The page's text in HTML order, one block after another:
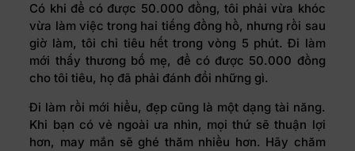
Có khi để có được 50.000 đồng, tôi phải vừa khóc
vừa làm việc trong hai tiếng đồng hồ, nhưng rồi sau
giờ làm, tôi chỉ tiêu hết trong vòng 5 phút. Đi làm
mới thấy thương bố mẹ, để có được 50.000 đồng
cho tôi tiêu, họ đã phải đánh đổi những gì.
Đi làm rồi mới hiểu, đẹp cũng là một dạng tài năng.
Khi bạn có vẻ ngoài ưa nhìn, mọi thứ sẽ thuận lợi
hơn, may mắn sẽ ghé thăm nhiều hơn. Hãy chăm